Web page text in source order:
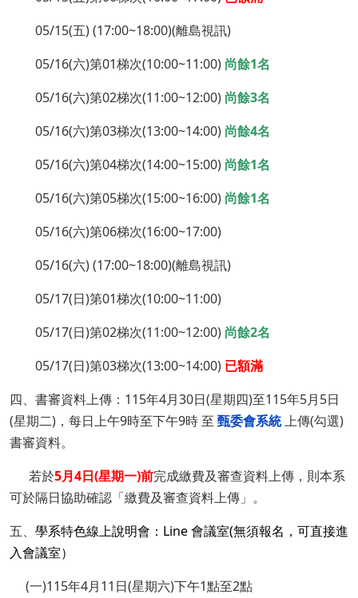
05/15(五) (17:00~18:00)(離島視訊)
05/16(六)第01梯次(10:00~11:00) 尚餘1名
05/16(六)第02梯次(11:00~12:00) 尚餘3名
05/16(六)第03梯次(13:00~14:00) 尚餘4名
05/16(六)第04梯次(14:00~15:00) 尚餘1名
05/16(六)第05梯次(15:00~16:00) 尚餘1名
05/16(六)第06梯次(16:00~17:00)
05/16(六) (17:00~18:00)(離島視訊)
05/17(日)第01梯次(10:00~11:00)
05/17(日)第02梯次(11:00~12:00) 尚餘2名
05/17(日)第03梯次(13:00~14:00) 已額滿
四、書審資料上傳：115年4月30日(星期四)至115年5月5日
(星期二)，每日上午9時至下午9時 至 甄委會系統上傳(勾選)
書審資料。
若於5月4日(星期一)前完成繳費及審查資料上傳，則本系
可於隔日協助確認「繳費及審查資料上傳」。
五、 學系特色線上說明會：Line 會議室(無須報名，可直接進
入會議室）
(一)115年4月11日(星期六)下午1點至2點